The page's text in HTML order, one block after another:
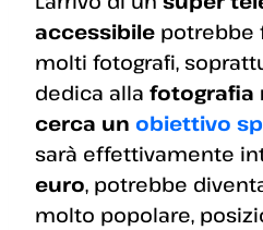
accessibile potrebbe
molti fotografi,
dedica alla fotografia
cerca un obiettivo
sarà effettivamente
euro, potrebbe
molto popolare,